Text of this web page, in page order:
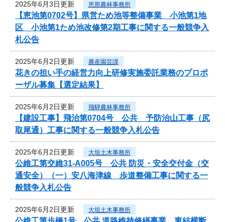
2025年6月3日更新 恵那農林事務所
【恵池第0702号】県営ため池等整備事業 小池第1地
区 小池第1ため池改修第2期工事に関する一般競争入
札公告
2025年6月2日更新 農産園芸課
花きの担い手の経営力向上研修実施委託業務のプロポ
ーザル募集【選定結果】
2025年6月2日更新 飛騨農林事務所
【建設工事】飛治第0704号 公共 予防治山工事（尻
取尾通）工事に関する一般競争入札公告
2025年6月2日更新 大垣土木事務所
公維工第交維31-A005号 公共 防災・安全交付金（交
通安全）（一）安八海津線 歩道整備工事に関する一
般競争入札公告
2025年6月2日更新 大垣土木事務所